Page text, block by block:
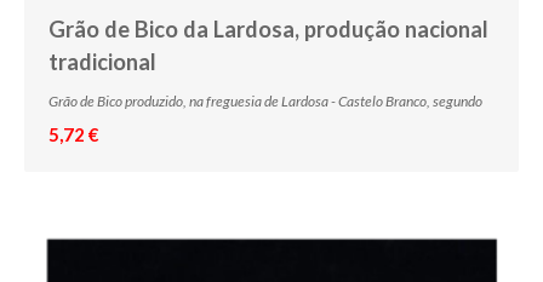
Grão de Bico da Lardosa, produção nacional
tradicional
Grão de Bico produzido, na freguesia de Lardosa - Castelo Branco, segundo
5,72 €